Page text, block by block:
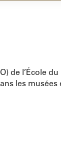
l’École
les